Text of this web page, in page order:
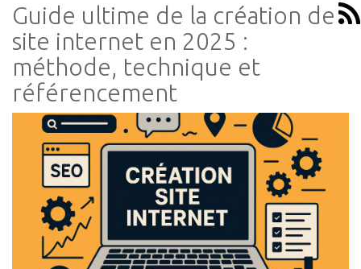
Guide ultime de la création de
site internet en 2025 :
méthode, technique et
référencement